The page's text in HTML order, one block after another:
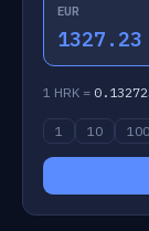
EUR
1327.23
1 HRK =
1 10 100